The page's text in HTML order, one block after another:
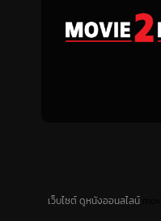
เว็บไซต์ ดูหนังออนลไลน์